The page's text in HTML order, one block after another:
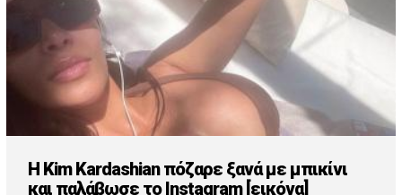
H Kim Kardashian πόζαρε ξανά με μπικίνι
και παλάβωσε το Instagram [εικόνα]